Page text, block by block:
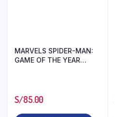
MARVELS SPIDER-MAN:
GAME OF THE YEAR
S/85.00